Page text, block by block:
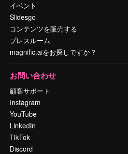
イベント
Slidesgo
コンテンツを販売する
プレスルーム
magnific.aiをお探しですか？
お問い合わせ
顧客サポート
Instagram
YouTube
LinkedIn
TikTok
Discord